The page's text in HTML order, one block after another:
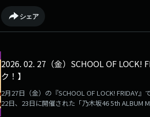
ト、ぜひ遊びに来てねー！！授業の様子は放送
浜広奈 #ヒナLOCKS!
シェア
2026. 02. 27（金）SCHOOL OF LOCK!
ク！】
2月27日（金）の『SCHOOL OF LOCK! FRIDAY
22日、23日に開催された「乃⽊坂46 5th ALBUM